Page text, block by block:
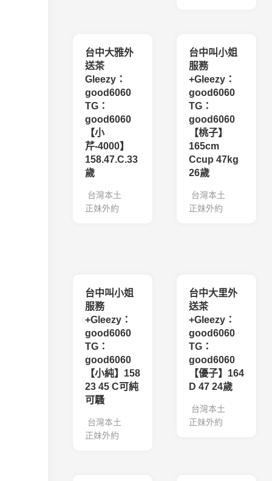
台中大雅外
送茶
Gleezy：
good6060
TG：
good6060
【小
芹-4000】
158.47.C.33
歲
台灣本土
正妹外約
台中叫小姐
服務
+Gleezy：
good6060
TG：
good6060
【桃子】
165cm
Ccup 47kg
26歲
台灣本土
正妹外約
台中叫小姐
服務
+Gleezy：
good6060
TG：
good6060
【小純】158
23 45 C可純
可騷
台灣本土
正妹外約
台中大里外
送茶
+Gleezy：
good6060
TG：
good6060
【優子】164
D 47 24歲
台灣本土
正妹外約